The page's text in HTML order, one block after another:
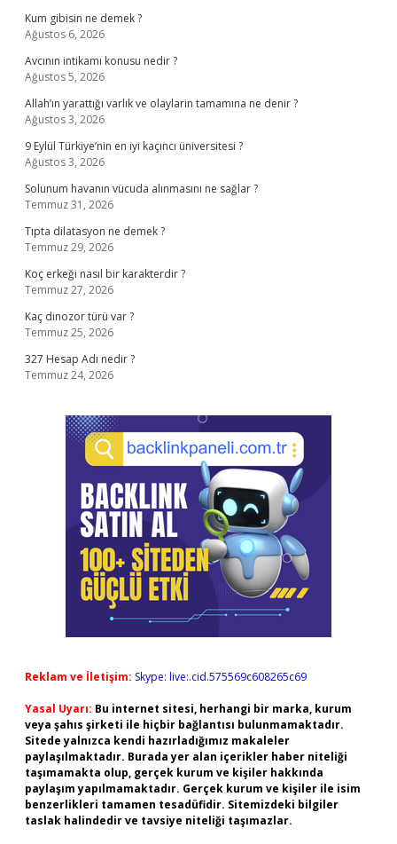
Kum gibisin ne demek ?
Ağustos 6, 2026
Avcının intikamı konusu nedir ?
Ağustos 5, 2026
Allah’ın yarattığı varlık ve olaylarin tamamına ne denir ?
Ağustos 3, 2026
9 Eylül Türkiye’nin en iyi kaçıncı üniversitesi ?
Ağustos 3, 2026
Solunum havanın vücuda alınmasını ne sağlar ?
Temmuz 31, 2026
Tıpta dilatasyon ne demek ?
Temmuz 29, 2026
Koç erkeği nasıl bir karakterdir ?
Temmuz 27, 2026
Kaç dinozor türü var ?
Temmuz 25, 2026
327 Hesap Adı nedir ?
Temmuz 24, 2026
Reklam ve İletişim: Skype: live:.cid.575569c608265c69
Yasal Uyarı: Bu internet sitesi, herhangi bir marka, kurum
veya şahıs şirketi ile hiçbir bağlantısı bulunmamaktadır.
Sitede yalnızca kendi hazırladığımız makaleler
paylaşılmaktadır. Burada yer alan içerikler haber niteliği
taşımamakta olup, gerçek kurum ve kişiler hakkında
paylaşım yapılmamaktadır. Gerçek kurum ve kişiler ile isim
benzerlikleri tamamen tesadüfidir. Sitemizdeki bilgiler
taslak halindedir ve tavsiye niteliği taşımazlar.